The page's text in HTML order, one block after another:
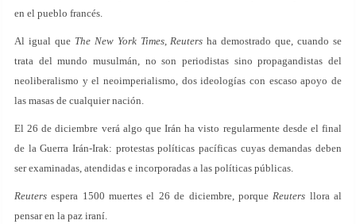
en el pueblo francés.
Al igual que The New York Times,Reuters ha demostrado que, cuando se
trata del mundo musulmán, no son periodistas sino propagandistas del
neoliberalismo y el neoimperialismo, dos ideologías con escaso apoyo de
las masas de cualquier nación.
El 26 de diciembre verá algo que Irán ha visto regularmente desde el final
de la Guerra Irán-Irak: protestas políticas pacíficas cuyas demandas deben
ser examinadas, atendidas e incorporadas a las políticas públicas.
Reuters espera 1500 muertes el 26 de diciembre, porqueReuters llora al
pensar en la paz iraní.